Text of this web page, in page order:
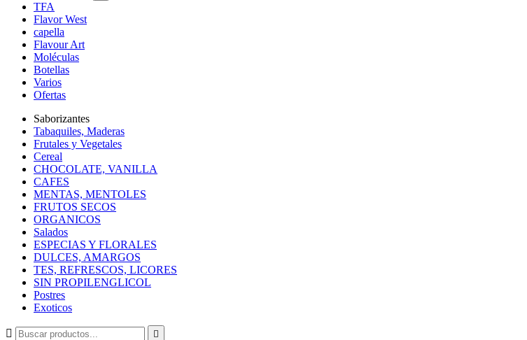
TFA
Flavor West
capella
Flavour Art
Moléculas
Botellas
Varios
Ofertas
Saborizantes
Tabaquiles, Maderas
Frutales y Vegetales
Cereal
CHOCOLATE, VANILLA
CAFES
MENTAS, MENTOLES
FRUTOS SECOS
ORGANICOS
Salados
ESPECIAS Y FLORALES
DULCES, AMARGOS
TES, REFRESCOS, LICORES
SIN PROPILENGLICOL
Postres
Exoticos
 